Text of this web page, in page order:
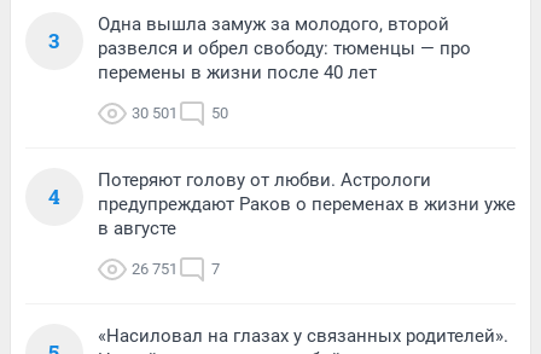
3
Одна вышла замуж за молодого, второй
развелся и обрел свободу: тюменцы — про
перемены в жизни после 40 лет
30 501 50
4
Потеряют голову от любви. Астрологи
предупреждают Раков о переменах в жизни уже
в августе
26 751 7
«Насиловал на глазах у связанных родителей».